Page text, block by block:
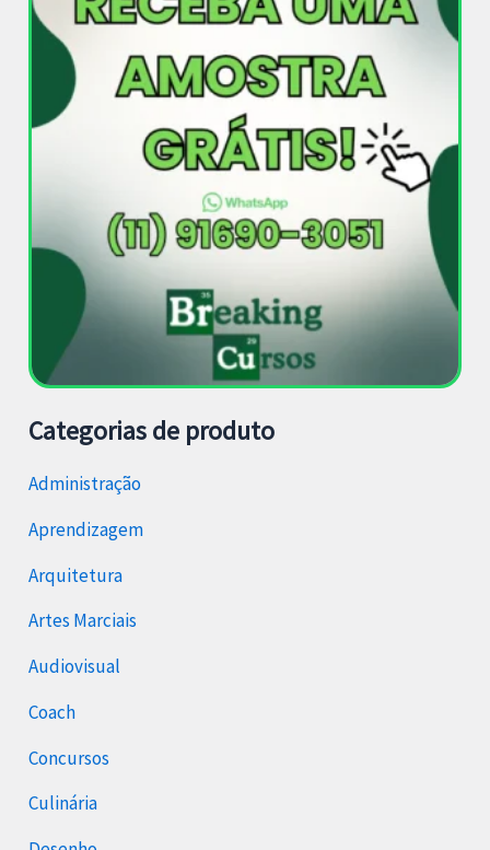
Categorias de produto
Administração
Aprendizagem
Arquitetura
Artes Marciais
Audiovisual
Coach
Concursos
Culinária